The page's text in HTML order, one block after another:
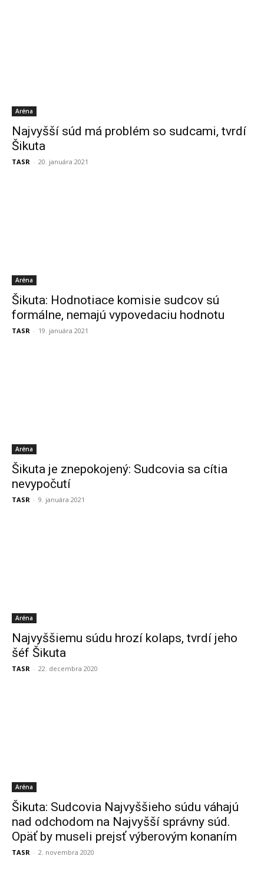
Aréna
Najvyšší súd má problém so sudcami, tvrdí
Šikuta
TASR - 20. januára 2021
Aréna
Šikuta: Hodnotiace komisie sudcov sú
formálne, nemajú vypovedaciu hodnotu
TASR - 19. januára 2021
Aréna
Šikuta je znepokojený: Sudcovia sa cítia
nevypočutí
TASR - 9. januára 2021
Aréna
Najvyššiemu súdu hrozí kolaps, tvrdí jeho
šéf Šikuta
TASR - 22. decembra 2020
Aréna
Šikuta: Sudcovia Najvyššieho súdu váhajú
nad odchodom na Najvyšší správny súd.
Opäť by museli prejsť výberovým konaním
TASR - 2. novembra 2020